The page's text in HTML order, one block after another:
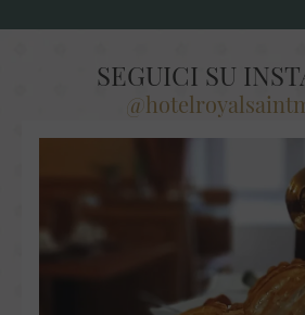
SEGUICI SU